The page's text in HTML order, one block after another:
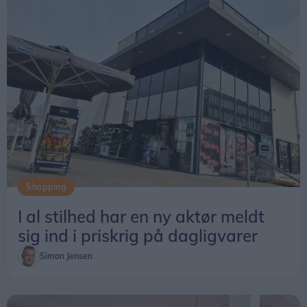
- Vi har fået sammensat et bredt repertoire, som
vi selv holder af, og som vi elsker at dele med
andre, siger Jens.
Shopping
I al stilhed har en ny aktør meldt
sig ind i priskrig på dagligvarer
Simon Jensen